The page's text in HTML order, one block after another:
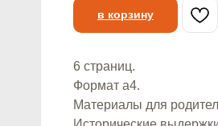
в корзину
6 страниц.
Формат а4.
Материалы для